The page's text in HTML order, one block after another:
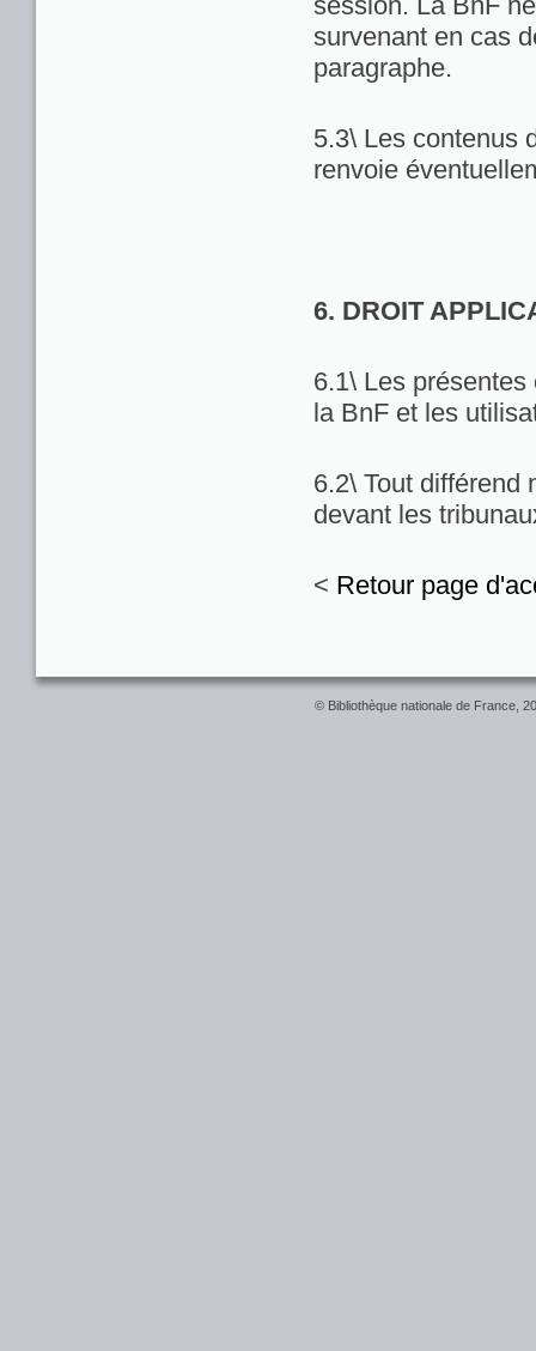
survenant en cas
paragraphe.
5.3\ Les contenus
renvoie
6. DROIT
6.1\ Les
la BnF et les
6.2\ Tout différend
devant les
< Retour page
© Bibliothèque nationale de France,